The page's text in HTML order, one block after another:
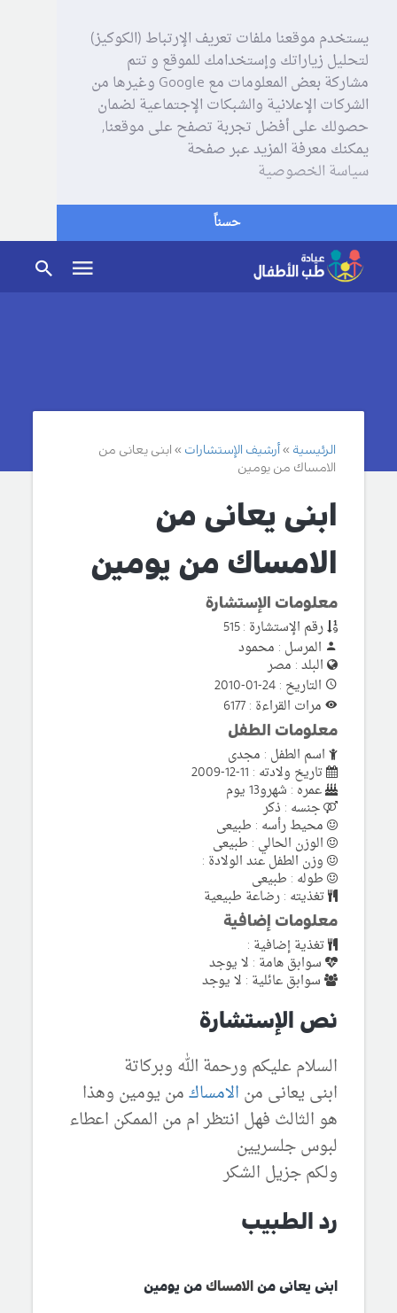
يستخدم موقعنا ملفات تعريف الإرتباط (الكوكيز)
لتحليل زياراتك وإستخدامك للموقع و تتم
مشاركة بعض المعلومات مع Google وغيرها من
الشركات الإعلانية والشبكات الإجتماعية لضمان
حصولك على أفضل تجربة تصفح على موقعنا,
يمكنك معرفة المزيد عبر صفحة
سياسة الخصوصية
حسناً
الرئيسية أرشيف الإستشارات
ابنى يعانى من
الامساك من يومين
ابنى يعانى من
الامساك من يومين
معلومات الإستشارة
رقم الإستشارة : 515
المرسل : محمود
البلد : مصر
التاريخ : 24-01-2010
مرات القراءة : 6177
معلومات الطفل
اسم الطفل : مجدى
تاريخ ولادته : 11-12-2009
عمره : شهرو13 يوم
جنسه : ذكر
محيط رأسه : طبيعى
الوزن الحالي : طبيعى
وزن الطفل عند الولادة :
طوله : طبيعى
تغذيته : رضاعة طبيعية
معلومات إضافية
تغذية إضافية :
سوابق هامة : لا يوجد
سوابق عائلية : لا يوجد
نص الإستشارة
السلام عليكم ورحمة الله وبركاتة
ابنى يعانى من الامساكمن يومين وهذا
هو الثالث فهل انتظر ام من الممكن اعطاء
لبوس جلسريين
ولكم جزيل الشكر
رد الطبيب
ابنى يعانى من الامساك من يومين